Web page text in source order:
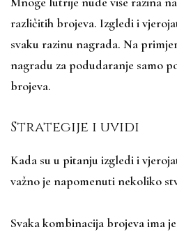
različitih brojeva. Izgledi i
svaku razinu nagrada. Na
nagradu za podudaranje samo
brojeva.
Strategije i uvidi
Kada su u pitanju izgledi i
važno je napomenuti nekoliko
Svaka kombinacija brojeva ima